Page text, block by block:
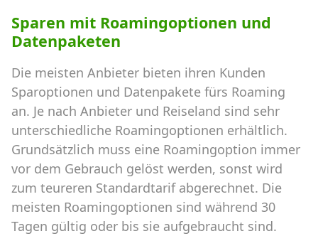
Sparen mit Roamingoptionen und
Datenpaketen
Die meisten Anbieter bieten ihren Kunden
Sparoptionen und Datenpakete fürs Roaming
an. Je nach Anbieter und Reiseland sind sehr
unterschiedliche Roamingoptionen erhältlich.
Grundsätzlich muss eine Roamingoption immer
vor dem Gebrauch gelöst werden, sonst wird
zum teureren Standardtarif abgerechnet. Die
meisten Roamingoptionen sind während 30
Tagen gültig oder bis sie aufgebraucht sind.